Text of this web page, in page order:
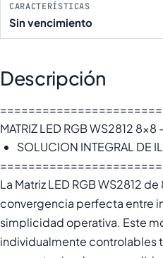
CARACTERÍSTICAS
Sin vencimiento
Descripción
MATRIZ LED RGB WS2812
SOLUCION INTEGRAL DE
La Matriz LED RGB WS2812
convergencia perfecta entre
simplicidad operativa. Este
individualmente controlables